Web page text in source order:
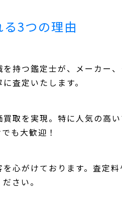
3つの理由
持つ鑑定士が、メーカー
査定いたします。
取を実現。特に人気の高
も大歓迎！
心がけております。査定
さい。